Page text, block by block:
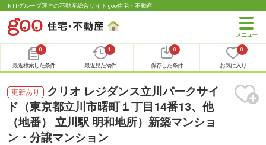
NTTグループ運営の不動産総合サイト goo住宅・不動産
0
最近検索した条件
1
最近見た物件
0
保存した条件
0
お気に入り
更新あり
クリオ レジダンス立川パークサイ
ド（東京都立川市曙町１丁目14番13、他
（地番） 立川駅 明和地所）新築マンショ
ン・分譲マンション